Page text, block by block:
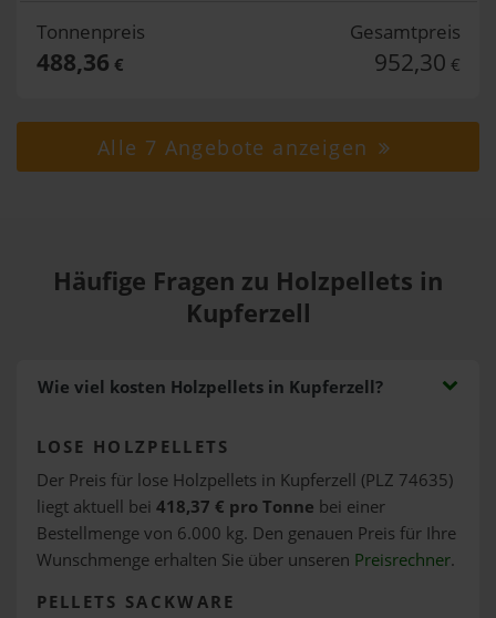
Tonnenpreis
488,36 €
Gesamtpreis
952,30 €
Alle 7 Angebote anzeigen
Häufige Fragen zu Holzpellets in
Kupferzell
Wie viel kosten Holzpellets in Kupferzell?
LOSE HOLZPELLETS
Der Preis für lose Holzpellets in Kupferzell (PLZ 74635)
liegt aktuell bei 418,37 € pro Tonne bei einer
Bestellmenge von 6.000 kg. Den genauen Preis für Ihre
Wunschmenge erhalten Sie über unseren Preisrechner.
PELLETS SACKWARE